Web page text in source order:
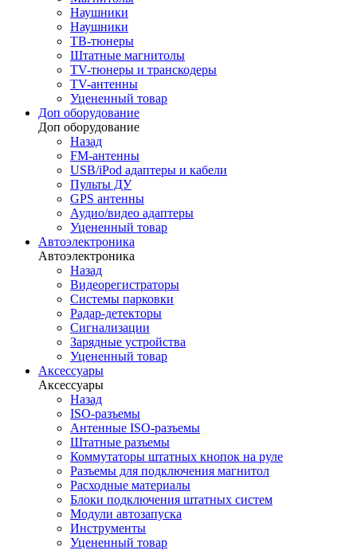
Наушники
Наушники
ТВ-тюнеры
Штатные магнитолы
TV-тюнеры и транскодеры
TV-антенны
Уцененный товар
Доп оборудование
Доп оборудование
Назад
FM-антенны
USB/iPod адаптеры и кабели
Пульты ДУ
GPS антенны
Аудио/видео адаптеры
Уцененный товар
Автоэлектроника
Автоэлектроника
Назад
Видеорегистраторы
Системы парковки
Радар-детекторы
Сигнализации
Зарядные устройства
Уцененный товар
Аксессуары
Аксессуары
Назад
ISO-разъемы
Антенные ISO-разъемы
Штатные разъемы
Коммутаторы штатных кнопок на руле
Разъемы для подключения магнитол
Расходные материалы
Блоки подключения штатных систем
Модули автозапуска
Инструменты
Уцененный товар